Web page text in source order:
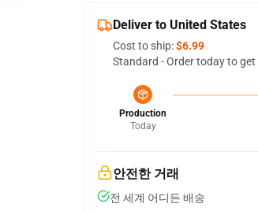
Deliver to United States
Cost to ship:$6.99
Standard - Order today to get
Production
Today
안전한 거래
전 세계 어디든 배송